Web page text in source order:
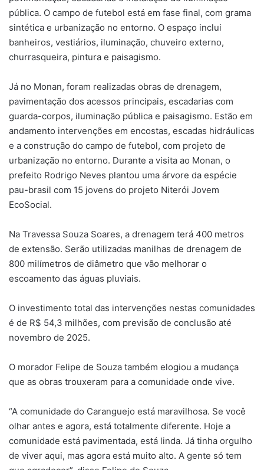
pública. O campo de futebol está em fase final, com grama
sintética e urbanização no entorno. O espaço inclui
banheiros, vestiários, iluminação, chuveiro externo,
churrasqueira, pintura e paisagismo.
Já no Monan, foram realizadas obras de drenagem,
pavimentação dos acessos principais, escadarias com
guarda-corpos, iluminação pública e paisagismo. Estão em
andamento intervenções em encostas, escadas hidráulicas
e a construção do campo de futebol, com projeto de
urbanização no entorno. Durante a visita ao Monan, o
prefeito Rodrigo Neves plantou uma árvore da espécie
pau-brasil com 15 jovens do projeto Niterói Jovem
EcoSocial.
Na Travessa Souza Soares, a drenagem terá 400 metros
de extensão. Serão utilizadas manilhas de drenagem de
800 milímetros de diâmetro que vão melhorar o
escoamento das águas pluviais.
O investimento total das intervenções nestas comunidades
é de R$ 54,3 milhões, com previsão de conclusão até
novembro de 2025.
O morador Felipe de Souza também elogiou a mudança
que as obras trouxeram para a comunidade onde vive.
“A comunidade do Caranguejo está maravilhosa. Se você
olhar antes e agora, está totalmente diferente. Hoje a
comunidade está pavimentada, está linda. Já tinha orgulho
de viver aqui, mas agora está muito alto. A gente só tem